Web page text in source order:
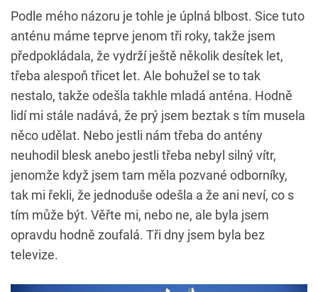
Podle mého názoru je tohle je úplná blbost. Sice tuto
anténu máme teprve jenom tři roky, takže jsem
předpokládala, že vydrží ještě několik desítek let,
třeba alespoň třicet let. Ale bohužel se to tak
nestalo, takže odešla takhle mladá anténa. Hodně
lidí mi stále nadává, že prý jsem beztak s tím musela
něco udělat. Nebo jestli nám třeba do antény
neuhodil blesk anebo jestli třeba nebyl silný vítr,
jenomže když jsem tam měla pozvané odborníky,
tak mi řekli, že jednoduše odešla a že ani neví, co s
tím může být. Věřte mi, nebo ne, ale byla jsem
opravdu hodně zoufalá. Tři dny jsem byla bez
televize.